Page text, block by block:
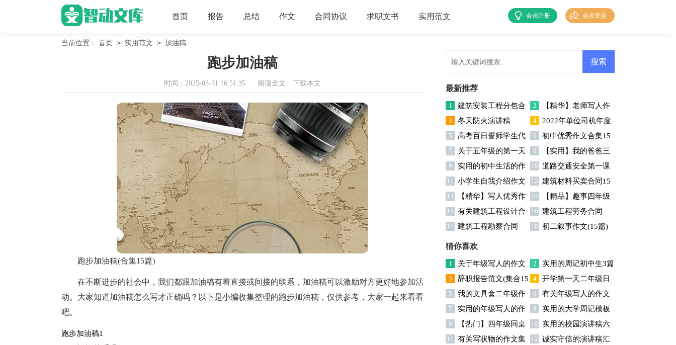
首页 报告 总结 作文 合同协议 求职文书 实用范文 会员登录
会员注册
当前位置： 首页 > 实用范文 > 加油稿
跑步加油稿
时间：2025-03-31 16:51:35 阅读全文 下载本文
跑步加油稿(合集15篇)
在不断进步的社会中，我们都跟加油稿有着直接或间接的联系，加油稿可以激励对方更好地参加活
动。大家知道加油稿怎么写才正确吗？以下是小编收集整理的跑步加油稿，仅供参考，大家一起来看看
吧。
跑步加油稿1
最新推荐
1
建筑安装工程分包合
同9篇
2
【精华】老师写人作
文集锦七篇
3 冬天防火演讲稿 4
2022年单位司机年度
个人工作总结
5
高考百日誓师学生代
表演讲稿
6
初中优秀作文合集15
篇
7
关于五年级的第一天
作文集合七篇
8
【实用】我的爸爸三
年级作文300字四篇
9
实用的初中生活的作
文集合七篇
10 道路交通安全第一课
中班教案模板（通用9
篇）
11
小学生自我介绍作文
范文
12 建筑材料买卖合同15
篇
13
【精华】写人优秀作
文300字集锦五篇
14
【精品】趣事四年级
作文集合九篇
15 有关建筑工程设计合
同
16 建筑工程劳务合同
17 建筑工程勘察合同 18 初二叙事作文(15篇)
猜你喜欢
1
关于年级写人的作文
300字集锦七篇
2 实用的周记初中生3篇
3
辞职报告范文(集合15
篇)
4
开学第一天二年级日
记
5
我的文具盒二年级作
文
6
有关年级写人的作文
300字集合六篇
7
实用的年级写人的作
文锦集9篇
8
实用的大学周记模板
集锦六篇
9
【热门】四年级同桌
的作文3篇
10 实用的校园演讲稿六
篇
11
有关写状物的作文集
12 诚实守信的演讲稿汇